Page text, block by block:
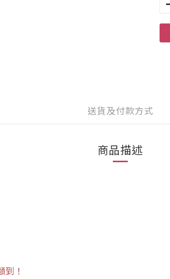
送貨及付款方式
商品描述
！